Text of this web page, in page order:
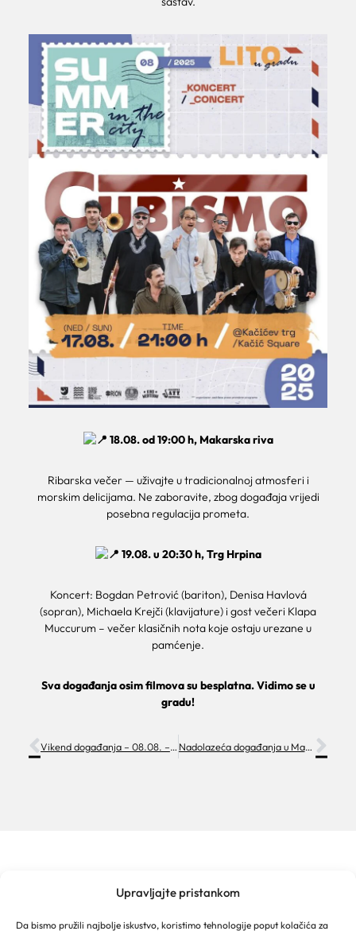
Upravljajte pristankom
Da bismo pružili najbolje iskustvo, koristimo tehnologije poput kolačića za
18.08. od 19:00 h, Makarska riva
Ribarska večer — uživajte u tradicionalnoj atmosferi i
morskim delicijama. Ne zaboravite, zbog događaja vrijedi
posebna regulacija prometa.
19.08. u 20:30 h, Trg Hrpina
Koncert: Bogdan Petrović (bariton), Denisa Havlová
(sopran), Michaela Krejči (klavijature) i gost večeri Klapa
Muccurum – večer klasičnih nota koje ostaju urezane u
pamćenje.
Sva događanja osim filmova su besplatna. Vidimo se u
gradu!
Vikend događanja – 08.08. – 10.08. Nadolazeća događanja u Makarskoj
Franjevački put 2a